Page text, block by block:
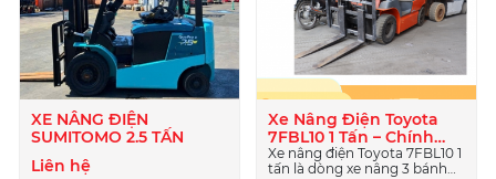
XE NÂNG ĐIỆN
SUMITOMO 2.5 TẤN
Liên hệ
Xe Nâng Điện Toyota
7FBL10 1 Tấn – Chính
Hãng, Giá Rẻ
Xe nâng điện Toyota 7FBL10 1
tấn là dòng xe nâng 3 bánh